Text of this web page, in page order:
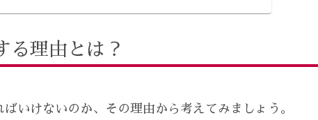
る理由とは？
いけないのか、その理由から考えてみましょう。